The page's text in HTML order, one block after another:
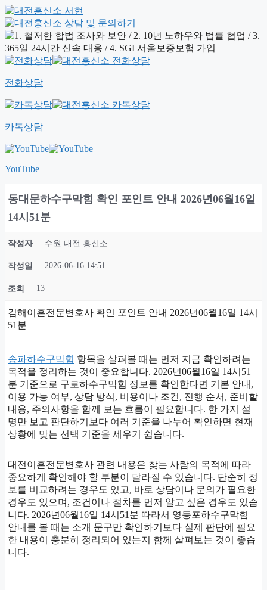
전화상담
카톡상담
YouTube
동대문하수구막힘 확인 포인트 안내 2026년06월16일
14시51분
작성자 수원 대전 흥신소
작성일 2026-06-16 14:51
조회 13
김해이혼전문변호사 확인 포인트 안내 2026년06월16일 14시
51분
송파하수구막힘 항목을 살펴볼 때는 먼저 지금 확인하려는
목적을 정리하는 것이 중요합니다. 2026년06월16일 14시51
분 기준으로 구로하수구막힘 정보를 확인한다면 기본 안내,
이용 가능 여부, 상담 방식, 비용이나 조건, 진행 순서, 준비할
내용, 주의사항을 함께 보는 흐름이 필요합니다. 한 가지 설
명만 보고 판단하기보다 여러 기준을 나누어 확인하면 현재
상황에 맞는 선택 기준을 세우기 쉽습니다.
대전이혼전문변호사 관련 내용은 찾는 사람의 목적에 따라
중요하게 확인해야 할 부분이 달라질 수 있습니다. 단순히 정
보를 비교하려는 경우도 있고, 바로 상담이나 문의가 필요한
경우도 있으며, 조건이나 절차를 먼저 알고 싶은 경우도 있습
니다. 2026년06월16일 14시51분 따라서 영등포하수구막힘
안내를 볼 때는 소개 문구만 확인하기보다 실제 판단에 필요
한 내용이 충분히 정리되어 있는지 함께 살펴보는 것이 좋습
니다.